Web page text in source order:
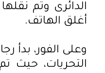
الدائرى وتم
أغلق الهاتف.
وعلى الفور، بدأ
التحريات، حيث